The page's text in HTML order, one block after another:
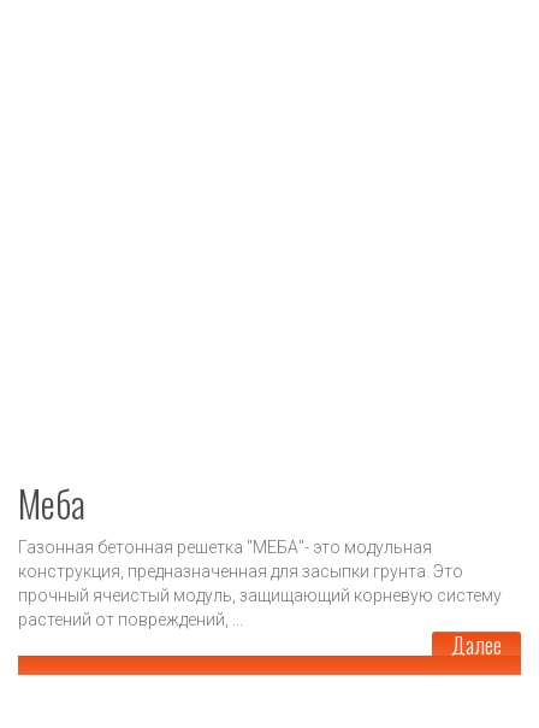
Меба
Газонная бетонная решетка "МЕБА"- это модульная
конструкция, предназначенная для засыпки грунта. Это
прочный ячеистый модуль, защищающий корневую систему
растений от повреждений, ...
Далее